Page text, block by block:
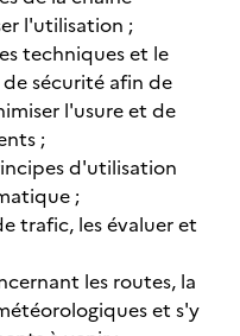
l'utilisation ;
techniques et le
sécurité afin de
l'usure et de
;
d'utilisation
;
trafic, les évaluer et
les routes, la
et s'y